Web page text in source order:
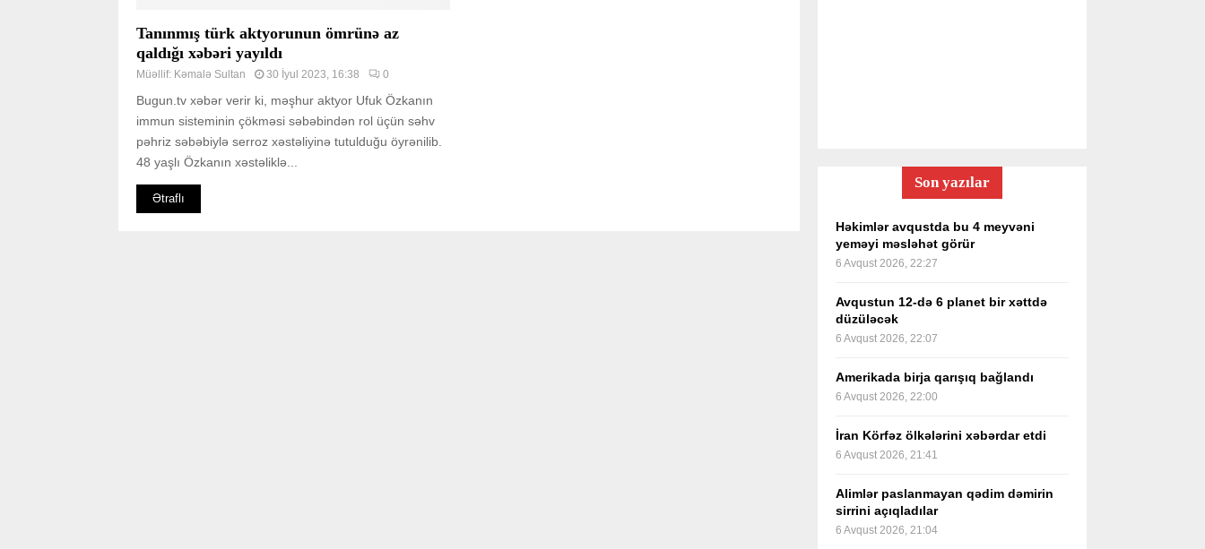
Tanınmış türk aktyorunun ömrünə az
qaldığı xəbəri yayıldı
Müəllif: Kəmalə Sultan 30 İyul 2023, 16:38 0
Bugun.tv xəbər verir ki, məşhur aktyor Ufuk Özkanın
immun sisteminin çökməsi səbəbindən rol üçün səhv
pəhriz səbəbiylə serroz xəstəliyinə tutulduğu öyrənilib.
48 yaşlı Özkanın xəstəliklə...
Ətraflı
Son yazılar
Həkimlər avqustda bu 4 meyvəni
yeməyi məsləhət görür
6 Avqust 2026, 22:27
Avqustun 12-də 6 planet bir xəttdə
düzüləcək
6 Avqust 2026, 22:07
Amerikada birja qarışıq bağlandı
6 Avqust 2026, 22:00
İran Körfəz ölkələrini xəbərdar etdi
6 Avqust 2026, 21:41
Alimlər paslanmayan qədim dəmirin
sirrini açıqladılar
6 Avqust 2026, 21:04